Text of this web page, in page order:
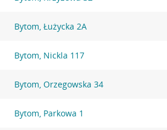
Bytom, Łużycka 2A
Bytom, Nickla 117
Bytom, Orzegowska 34
Bytom, Parkowa 1